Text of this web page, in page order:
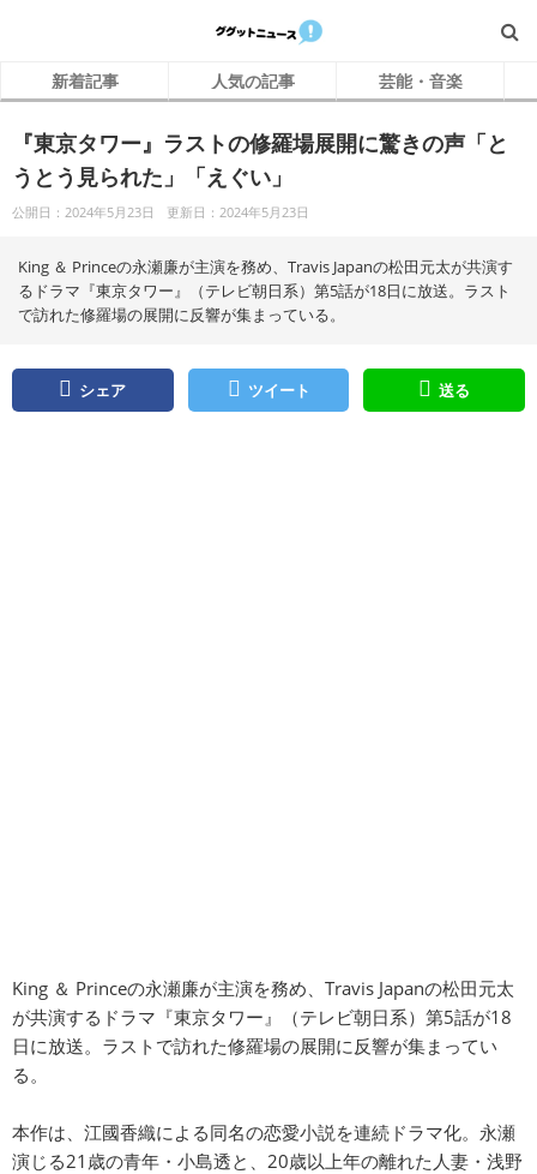
新着記事 人気の記事 芸能・音楽
『東京タワー』ラストの修羅場展開に驚きの声「と
うとう見られた」「えぐい」
公開日：2024年5月23日 更新日：2024年5月23日
King ＆ Princeの永瀬廉が主演を務め、Travis Japanの松田元太が共演す
るドラマ『東京タワー』（テレビ朝日系）第5話が18日に放送。ラスト
で訪れた修羅場の展開に反響が集まっている。
シェア ツイート 送る
King ＆ Princeの永瀬廉が主演を務め、Travis Japanの松田元太
が共演するドラマ『東京タワー』（テレビ朝日系）第5話が18
日に放送。ラストで訪れた修羅場の展開に反響が集まってい
る。
本作は、江國香織による同名の恋愛小説を連続ドラマ化。永瀬
演じる21歳の青年・小島透と、20歳以上年の離れた人妻・浅野